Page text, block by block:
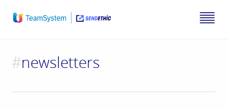
#newsletters